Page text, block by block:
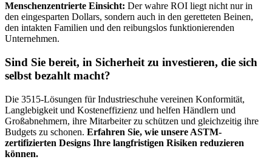
Menschenzentrierte Einsicht: Der wahre ROI liegt nicht nur in
den eingesparten Dollars, sondern auch in den geretteten Beinen,
den intakten Familien und den reibungslos funktionierenden
Unternehmen.
Sind Sie bereit, in Sicherheit zu investieren, die sich
selbst bezahlt macht?
Die 3515-Lösungen für Industrieschuhe vereinen Konformität,
Langlebigkeit und Kosteneffizienz und helfen Händlern und
Großabnehmern, ihre Mitarbeiter zu schützen und gleichzeitig ihre
Budgets zu schonen. Erfahren Sie, wie unsere ASTM-
zertifizierten Designs Ihre langfristigen Risiken reduzieren
können.